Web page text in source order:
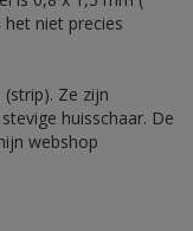
niet precies
Ze zijn
huisschaar. De
webshop